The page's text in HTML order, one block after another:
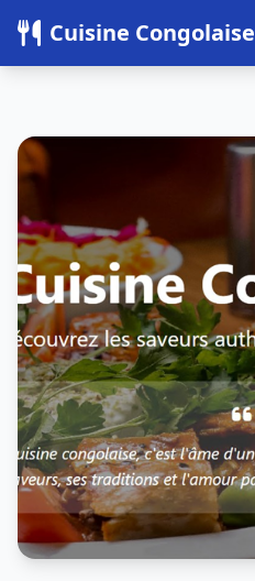
Cuisine Congolaise